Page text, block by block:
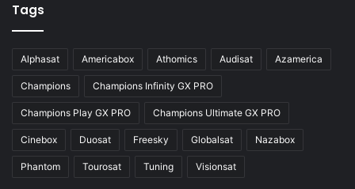
Azbox Like
Azfox
Azgold
Azplus
Azsat
Tags
Alphasat Americabox Athomics Audisat Azamerica
Champions Champions Infinity GX PRO
Champions Play GX PRO Champions Ultimate GX PRO
Cinebox Duosat Freesky Globalsat Nazabox
Phantom Tourosat Tuning Visionsat